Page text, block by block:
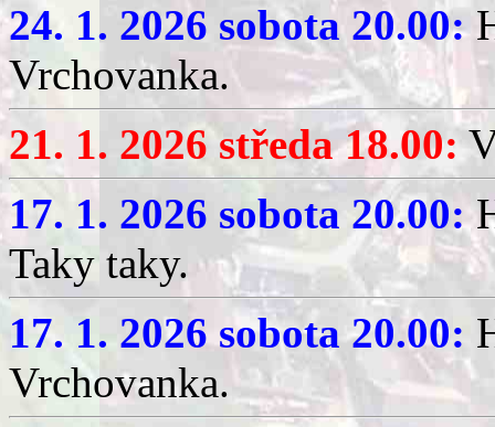
24. 1. 2026 sobota 20.00:
Vrchovanka.
21. 1. 2026 středa 18.00:
17. 1. 2026 sobota 20.00:
Taky taky.
17. 1. 2026 sobota 20.00:
Vrchovanka.